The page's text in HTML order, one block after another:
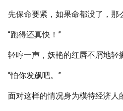
先保命要紧，如果命都没了，那
“跑得还真快！”
轻哼一声，妖艳的红唇不屑地轻
“怕你发飙吧。”
面对这样的情况身为模特经济人